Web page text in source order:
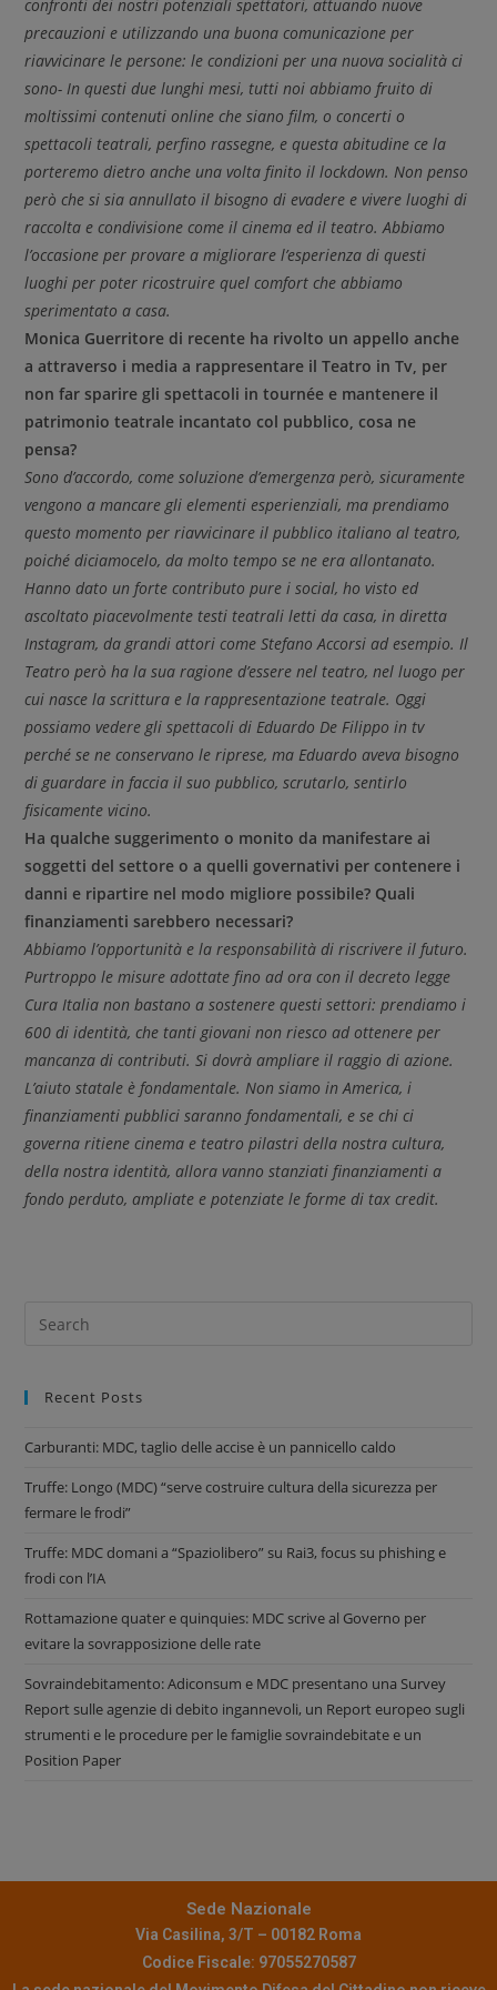
confronti dei nostri potenziali spettatori, attuando nuove
precauzioni e utilizzando una buona comunicazione per
riavvicinare le persone: le condizioni per una nuova socialità ci
sono- In questi due lunghi mesi, tutti noi abbiamo fruito di
moltissimi contenuti online che siano film, o concerti o
spettacoli teatrali, perfino rassegne, e questa abitudine ce la
porteremo dietro anche una volta finito il lockdown. Non penso
però che si sia annullato il bisogno di evadere e vivere luoghi di
raccolta e condivisione come il cinema ed il teatro. Abbiamo
l’occasione per provare a migliorare l’esperienza di questi
luoghi per poter ricostruire quel comfort che abbiamo
sperimentato a casa.
Monica Guerritore di recente ha rivolto un appello anche
a attraverso i media a rappresentare il Teatro in Tv, per
non far sparire gli spettacoli in tournée e mantenere il
patrimonio teatrale incantato col pubblico, cosa ne
pensa?
Sono d’accordo, come soluzione d’emergenza però, sicuramente
vengono a mancare gli elementi esperienziali, ma prendiamo
questo momento per riavvicinare il pubblico italiano al teatro,
poiché diciamocelo, da molto tempo se ne era allontanato.
Hanno dato un forte contributo pure i social, ho visto ed
ascoltato piacevolmente testi teatrali letti da casa, in diretta
Instagram, da grandi attori come Stefano Accorsi ad esempio. Il
Teatro però ha la sua ragione d’essere nel teatro, nel luogo per
cui nasce la scrittura e la rappresentazione teatrale. Oggi
possiamo vedere gli spettacoli di Eduardo De Filippo in tv
perché se ne conservano le riprese, ma Eduardo aveva bisogno
di guardare in faccia il suo pubblico, scrutarlo, sentirlo
fisicamente vicino.
Ha qualche suggerimento o monito da manifestare ai
soggetti del settore o a quelli governativi per contenere i
danni e ripartire nel modo migliore possibile? Quali
finanziamenti sarebbero necessari?
Abbiamo l’opportunità e la responsabilità di riscrivere il futuro.
Purtroppo le misure adottate fino ad ora con il decreto legge
Cura Italia non bastano a sostenere questi settori: prendiamo i
600 di identità, che tanti giovani non riesco ad ottenere per
mancanza di contributi. Si dovrà ampliare il raggio di azione.
L’aiuto statale è fondamentale. Non siamo in America, i
finanziamenti pubblici saranno fondamentali, e se chi ci
governa ritiene cinema e teatro pilastri della nostra cultura,
della nostra identità, allora vanno stanziati finanziamenti a
fondo perduto, ampliate e potenziate le forme di tax credit.
Recent Posts
Carburanti: MDC, taglio delle accise è un pannicello caldo
Truffe: Longo (MDC) “serve costruire cultura della sicurezza per
fermare le frodi”
Truffe: MDC domani a “Spaziolibero” su Rai3, focus su phishing e
frodi con l’IA
Rottamazione quater e quinquies: MDC scrive al Governo per
evitare la sovrapposizione delle rate
Sovraindebitamento: Adiconsum e MDC presentano una Survey
Report sulle agenzie di debito ingannevoli, un Report europeo sugli
strumenti e le procedure per le famiglie sovraindebitate e un
Position Paper
Sede Nazionale
Via Casilina, 3/T – 00182 Roma
Codice Fiscale: 97055270587